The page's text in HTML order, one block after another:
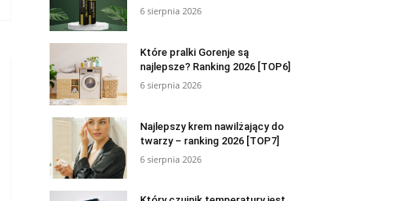
6 sierpnia 2026
Które pralki Gorenje są
najlepsze? Ranking 2026 [TOP6]
6 sierpnia 2026
Najlepszy krem nawilżający do
twarzy – ranking 2026 [TOP7]
6 sierpnia 2026